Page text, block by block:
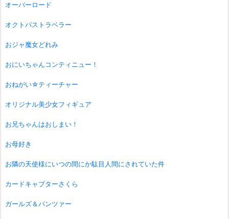
オーバーロード
オクトパストラベラー
おジャ魔女どれみ
おにいちゃんコンティニュー！
おねがい☆ティーチャー
オリジナル美少女フィギュア
お兄ちゃんはおしまい！
お母好き
お隣の天使様にいつの間にか駄目人間にされていた件
カードキャプターさくら
ガールズ＆パンツァー